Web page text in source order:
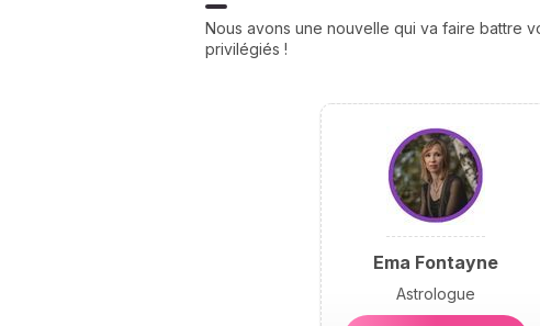
Nous avons une nouvelle qui va faire battre
privilégiés !
Ema Fontayne
Astrologue